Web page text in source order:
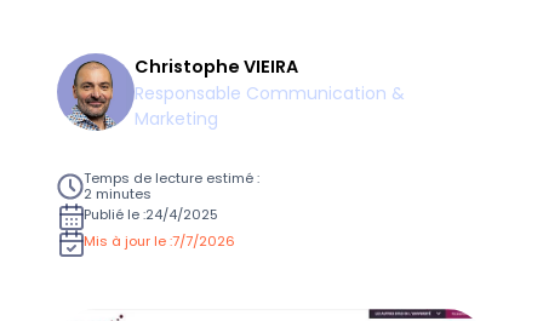
Christophe VIEIRA
Responsable Communication &
Marketing
Temps de lecture estimé :
2 minutes
Publié le :24/4/2025
Mis à jour le :7/7/2026